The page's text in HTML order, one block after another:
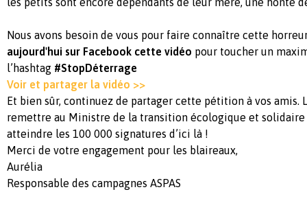
Nous avons besoin de vous pour faire connaître cette
aujourd'hui sur Facebook cette vidéo pour toucher un
l’hashtag #StopDéterrage
Voir et partager la vidéo >>
Et bien sûr, continuez de partager cette pétition à vos amis.
remettre au Ministre de la transition écologique et
atteindre les 100 000 signatures d’ici là !
Merci de votre engagement pour les blaireaux,
Aurélia
Responsable des campagnes ASPAS